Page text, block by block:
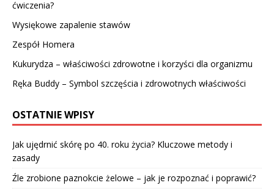
ćwiczenia?
Wysiękowe zapalenie stawów
Zespół Homera
Kukurydza – właściwości zdrowotne i korzyści dla organizmu
Ręka Buddy – Symbol szczęścia i zdrowotnych właściwości
OSTATNIE WPISY
Jak ujędrnić skórę po 40. roku życia? Kluczowe metody i
zasady
Źle zrobione paznokcie żelowe – jak je rozpoznać i poprawić?